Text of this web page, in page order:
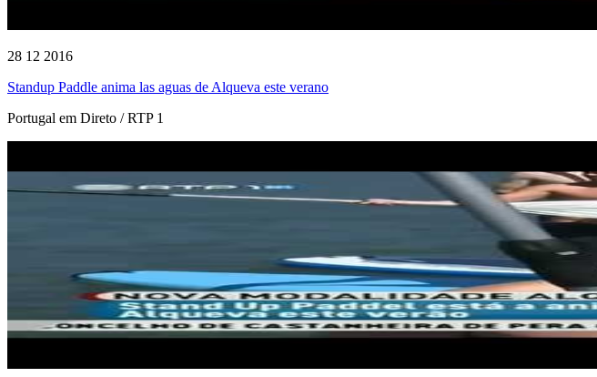
28 12 2016
Standup Paddle anima las aguas de Alqueva este verano
Portugal em Direto / RTP 1